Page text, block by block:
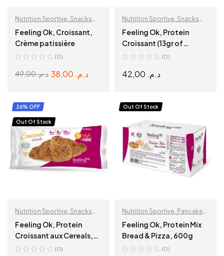
Nutrition Sportive, Snacks
protéinés
Feeling Ok, Croissant,
Crème patissière
(0)
د.م.49,00 د.م.
SELECT OPTIONS
Nutrition Sportive, Snacks
protéinés
Feeling Ok, Protein
Croissant (13gr of
protein), 50 gr, Date
(0)
د.م.
READ MORE
26% OFF
Out Of Stock
Nutrition Sportive Snacks
protéinés
Feeling Ok, Protein
Croissant aux Cereals,
50 gr, Date d’expiration
(0)
Out Of Stock
Nutrition Sportive Pancake
Mix
Feeling Ok, Protein Mix
Bread & Pizza, 600g
(0)